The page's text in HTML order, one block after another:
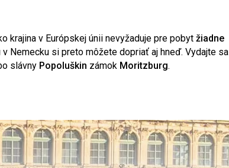
krajina v Európskej únii nevyžaduje pre pobyt žiadne
Nemecku si preto môžete dopriať aj hneď. Vydajte sa
slávny Popoluškin zámok Moritzburg.